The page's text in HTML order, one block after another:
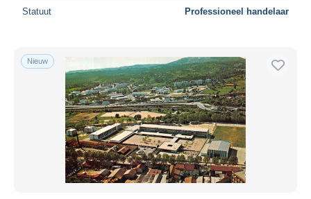
Statuut Professioneel handelaar
Nieuw